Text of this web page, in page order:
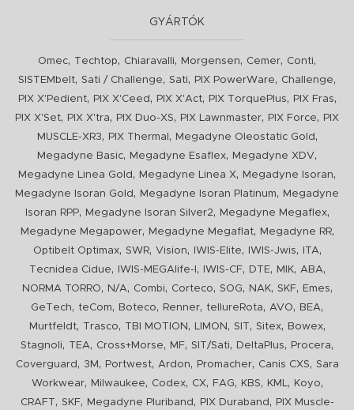
GYÁRTÓK
Omec, Techtop, Chiaravalli, Morgensen, Cemer, Conti,
SISTEMbelt, Sati / Challenge, Sati, PIX PowerWare, Challenge,
PIX X'Pedient, PIX X'Ceed , PIX X'Act, PIX TorquePlus, PIX Fras,
PIX X'Set, PIX X'tra, PIX Duo-XS, PIX Lawnmaster, PIX Force,
PIX
MUSCLE-XR3, PIX Thermal , Megadyne Oleostatic Gold ,
Megadyne Basic, Megadyne Esaflex, Megadyne XDV,
Megadyne Linea Gold , Megadyne Linea X, Megadyne Isoran,
Megadyne Isoran Gold , Megadyne Isoran Platinum,
Megadyne
Isoran RPP, Megadyne Isoran Silver2, Megadyne Megaflex,
Megadyne Megapower, Megadyne Megaflat, Megadyne RR,
Optibelt Optimax, SWR, Vision, IWIS-Elite, IWIS-Jwis, ITA,
Tecnidea Cidue, IWIS-MEGAlife-I , IWIS-CF, DTE, MIK, ABA,
NORMA TORRO, N/A, Combi, Corteco, SOG, NAK, SKF, Emes,
GeTech, teCom, Boteco, Renner, tellureRota, AVO, BEA,
Murtfeldt, Trasco, TBI MOTION , LIMON , SIT, Sitex, Bowex,
Stagnoli, TEA, Cross+Morse, MF, SIT/Sati, DeltaPlus, Procera,
Coverguard , 3M , Portwest, Ardon, Promacher, Canis CXS, Sara
Workwear, Milwaukee, Codex, CX, FAG, KBS, KML, Koyo,
CRAFT, SKF, Megadyne Pluriband , PIX Duraband , PIX Muscle-